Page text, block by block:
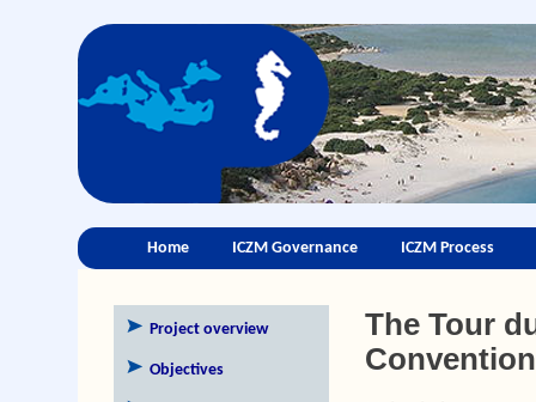
Home ICZM Governance ICZM Process
Project overview
Objectives
The Tour
Convention